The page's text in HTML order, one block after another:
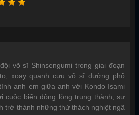
võ sĩ Shinsengumi trong giai đoạn
xoay quanh cựu võ sĩ đường phố
anh em giữa anh với Kondo Isami
cuộc biến động lòng trung thành, sự
trở thành những thử thách nghiệt ngã